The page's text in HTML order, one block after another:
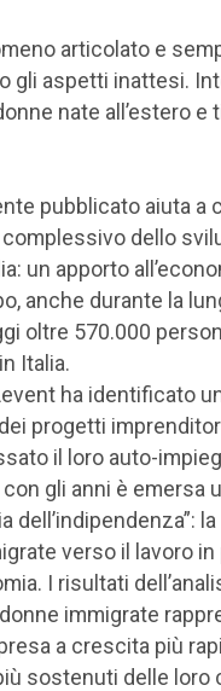
articolato e
gli aspetti inattesi.
nate all’estero e
pubblicato aiuta a
dello
un apporto
anche durante la
oltre 570.000
Italia.
ha identificato
progetti
il loro auto-
gli anni è emersa
verso il lavoro in
I risultati
immigrate
a crescita più
sostenuti delle loro